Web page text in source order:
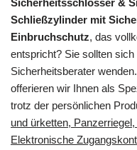
Sicherheitsschlösser &
Schließzylinder mit
Einbruchschutz, das
entspricht? Sie sollten
Sicherheitsberater
offerieren wir Ihnen als
trotz der persönlichen
und ürketten,
Elektronische